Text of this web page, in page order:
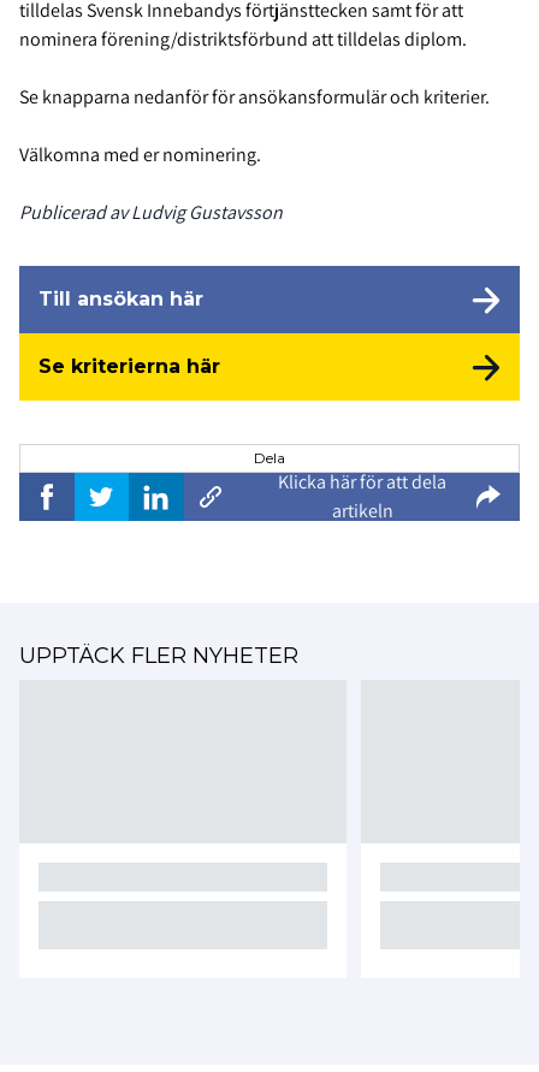
tilldelas Svensk Innebandys förtjänsttecken samt för att
nominera förening/distriktsförbund att tilldelas diplom.
Se knapparna nedanför för ansökansformulär och kriterier.
Välkomna med er nominering.
Publicerad av Ludvig Gustavsson
Till ansökan här
Se kriterierna här
Dela
Klicka här för att dela
artikeln
UPPTÄCK FLER NYHETER